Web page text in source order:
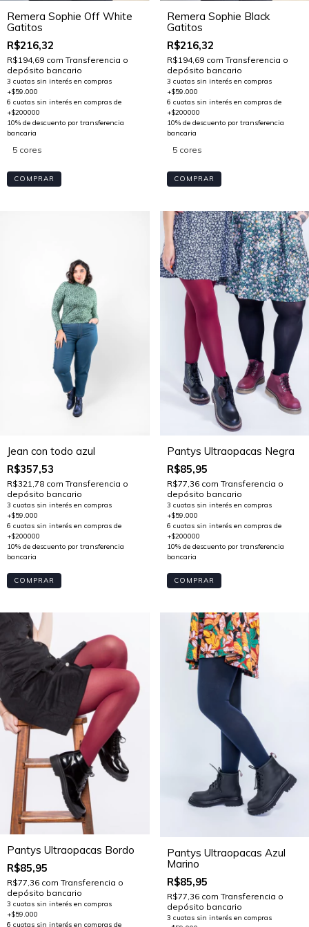
Remera Sophie Off White
Gatitos
R$216,32
R$194,69 com Transferencia o
depósito bancario
5 cores
COMPRAR
Remera Sophie Black
Gatitos
R$216,32
R$194,69 com Transferencia o
depósito bancario
5 cores
COMPRAR
Jean con todo azul
R$357,53
R$321,78 com Transferencia o
depósito bancario
COMPRAR
Pantys Ultraopacas Negra
R$85,95
R$77,36 com Transferencia o
depósito bancario
COMPRAR
Pantys Ultraopacas Bordo
R$85,95
R$77,36 com Transferencia o
depósito bancario
Pantys Ultraopacas Azul
Marino
R$85,95
R$77,36 com Transferencia o
depósito bancario